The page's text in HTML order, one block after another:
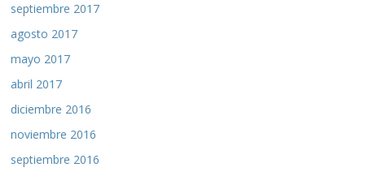
septiembre 2017
agosto 2017
mayo 2017
abril 2017
diciembre 2016
noviembre 2016
septiembre 2016